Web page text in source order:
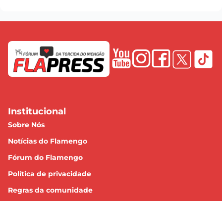
Institucional
Sobre Nós
Notícias do Flamengo
Fórum do Flamengo
Política de privacidade
Regras da comunidade